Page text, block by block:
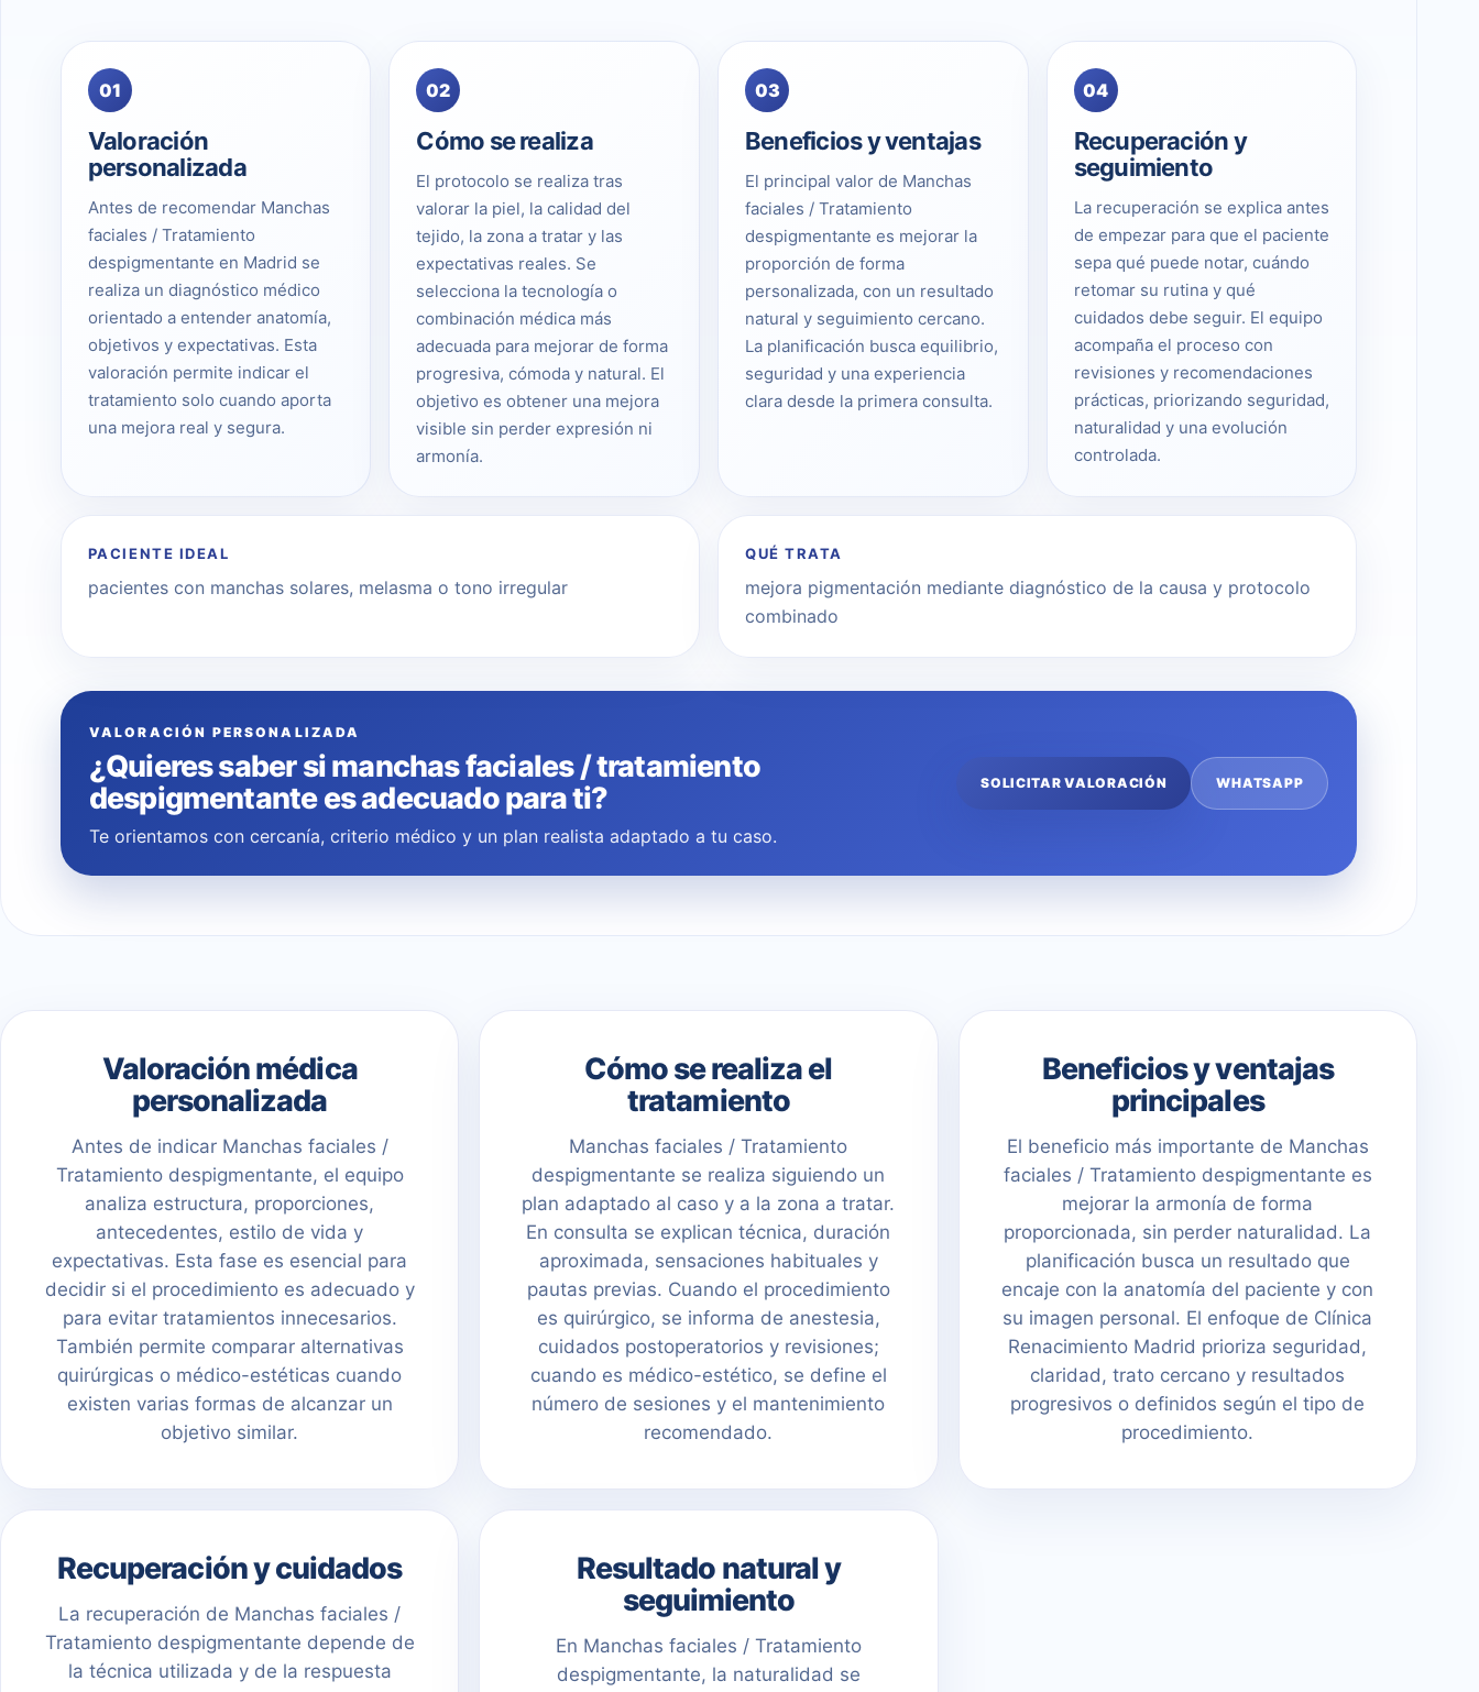
01
Valoración
personalizada
Antes de recomendar Manchas
faciales / Tratamiento
despigmentante en Madrid se
realiza un diagnóstico médico
orientado a entender anatomía,
objetivos y expectativas. Esta
valoración permite indicar el
tratamiento solo cuando aporta
una mejora real y segura.
02
Cómo se realiza
El protocolo se realiza tras
valorar la piel, la calidad del
tejido, la zona a tratar y las
expectativas reales. Se
selecciona la tecnología o
combinación médica más
adecuada para mejorar de forma
progresiva, cómoda y natural. El
objetivo es obtener una mejora
visible sin perder expresión ni
armonía.
03
Beneficios y ventajas
El principal valor de Manchas
faciales / Tratamiento
despigmentante es mejorar la
proporción de forma
personalizada, con un resultado
natural y seguimiento cercano.
La planificación busca equilibrio,
seguridad y una experiencia
clara desde la primera consulta.
04
Recuperación y
seguimiento
La recuperación se explica antes
de empezar para que el paciente
sepa qué puede notar, cuándo
retomar su rutina y qué
cuidados debe seguir. El equipo
acompaña el proceso con
revisiones y recomendaciones
prácticas, priorizando seguridad,
naturalidad y una evolución
controlada.
PACIENTE IDEAL
pacientes con manchas solares, melasma o tono irregular
QUÉ TRATA
mejora pigmentación mediante diagnóstico de la causa y protocolo
combinado
VALORACIÓN PERSONALIZADA
¿Quieres saber si manchas faciales / tratamiento
despigmentante es adecuado para ti?
Te orientamos con cercanía, criterio médico y un plan realista adaptado a tu caso.
SOLICITAR VALORACIÓN WHATSAPP
Valoración médica
personalizada
Antes de indicar Manchas faciales /
Tratamiento despigmentante, el equipo
analiza estructura, proporciones,
antecedentes, estilo de vida y
expectativas. Esta fase es esencial para
decidir si el procedimiento es adecuado y
para evitar tratamientos innecesarios.
También permite comparar alternativas
quirúrgicas o médico-estéticas cuando
existen varias formas de alcanzar un
objetivo similar.
Cómo se realiza el
tratamiento
Manchas faciales / Tratamiento
despigmentante se realiza siguiendo un
plan adaptado al caso y a la zona a tratar.
En consulta se explican técnica, duración
aproximada, sensaciones habituales y
pautas previas. Cuando el procedimiento
es quirúrgico, se informa de anestesia,
cuidados postoperatorios y revisiones;
cuando es médico-estético, se define el
número de sesiones y el mantenimiento
recomendado.
Beneficios y ventajas
principales
El beneficio más importante de Manchas
faciales / Tratamiento despigmentante es
mejorar la armonía de forma
proporcionada, sin perder naturalidad. La
planificación busca un resultado que
encaje con la anatomía del paciente y con
su imagen personal. El enfoque de Clínica
Renacimiento Madrid prioriza seguridad,
claridad, trato cercano y resultados
progresivos o definidos según el tipo de
procedimiento.
Recuperación y cuidados
La recuperación de Manchas faciales /
Tratamiento despigmentante depende de
la técnica utilizada y de la respuesta
Resultado natural y
seguimiento
En Manchas faciales / Tratamiento
despigmentante, la naturalidad se